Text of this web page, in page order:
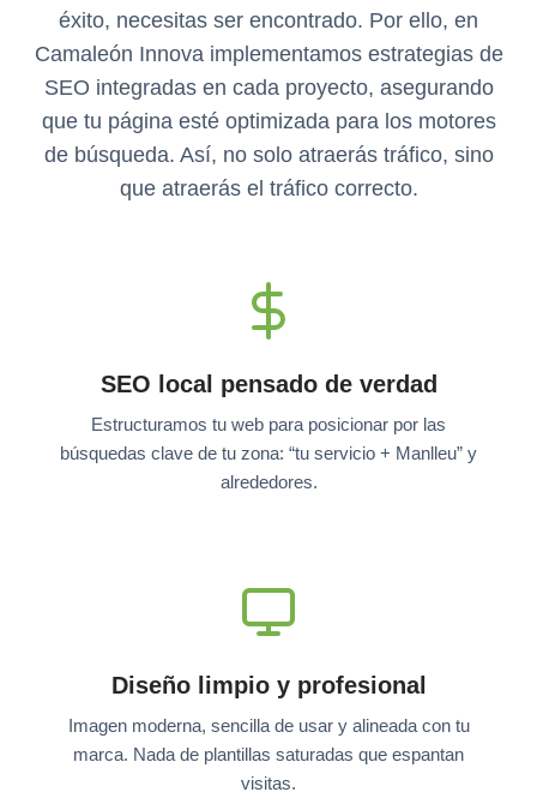
éxito, necesitas ser encontrado. Por ello, en
Camaleón Innova implementamos estrategias de
SEO integradas en cada proyecto, asegurando
que tu página esté optimizada para los motores
de búsqueda. Así, no solo atraerás tráfico, sino
que atraerás el tráfico correcto.
SEO local pensado de verdad
Estructuramos tu web para posicionar por las
búsquedas clave de tu zona: “tu servicio + Manlleu” y
alrededores.
Diseño limpio y profesional
Imagen moderna, sencilla de usar y alineada con tu
marca. Nada de plantillas saturadas que espantan
visitas.